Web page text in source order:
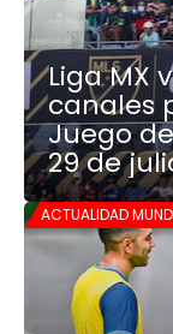
Liga MX
canales
Juego
29 de
ACTUALIDAD